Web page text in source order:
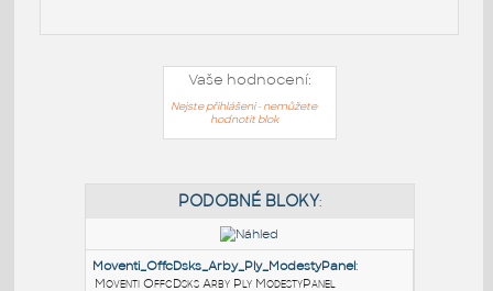
Vaše hodnocení:
Nejste přihlášeni - nemůžete
hodnotit blok